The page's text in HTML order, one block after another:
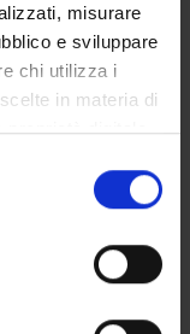
misurare
e sviluppare
chi utilizza i
in materia di
proprietà digitale
in qualsiasi
o facendo clic
al primo)
(Corso